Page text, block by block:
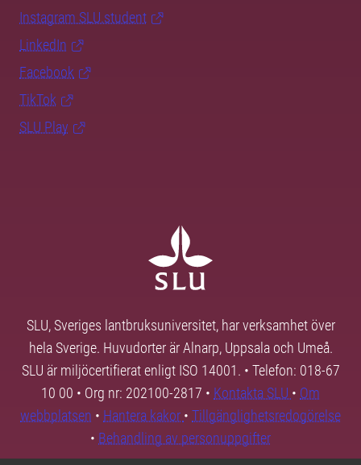
Instagram SLU.student
LinkedIn
Facebook
TikTok
SLU Play
SLU, Sveriges lantbruksuniversitet, har verksamhet över
hela Sverige. Huvudorter är Alnarp, Uppsala och Umeå.
SLU är miljöcertifierat enligt ISO 14001. • Telefon: 018-67
10 00 • Org nr: 202100-2817 • Kontakta SLU • Om
webbplatsen • Hantera kakor • Tillgänglighetsredogörelse
• Behandling av personuppgifter